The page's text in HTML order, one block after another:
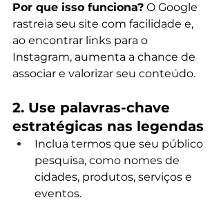
Por que isso funciona? O Google
rastreia seu site com facilidade e,
ao encontrar links para o
Instagram, aumenta a chance de
associar e valorizar seu conteúdo.
2. Use palavras-chave
estratégicas nas legendas
Inclua termos que seu público
pesquisa, como nomes de
cidades, produtos, serviços e
eventos.